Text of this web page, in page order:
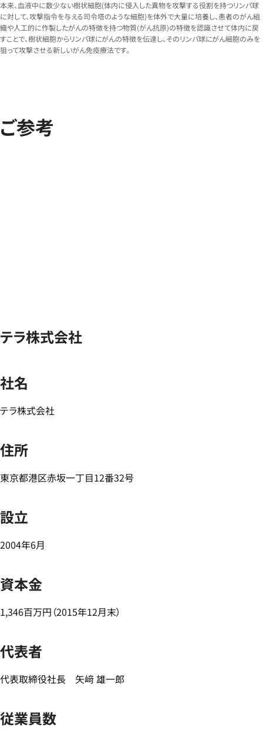
本来、血液中に数少ない樹状細胞(体内に侵入した異物を攻撃する役割を持つリンパ球
に対して、攻撃指令を与える司令塔のような細胞)を体外で大量に培養し、患者のがん組
織や人工的に作製したがんの特徴を持つ物質(がん抗原)の特徴を認識させて体内に戻
すことで、樹状細胞からリンパ球にがんの特徴を伝達し、そのリンパ球にがん細胞のみを
狙って攻撃させる新しいがん免疫療法です。
ご参考
テラ株式会社
社名
テラ株式会社
住所
東京都港区赤坂一丁目12番32号
設立
2004年6月
資本金
1,346百万円（2015年12月末）
代表者
代表取締役社長 矢﨑 雄一郎
従業員数